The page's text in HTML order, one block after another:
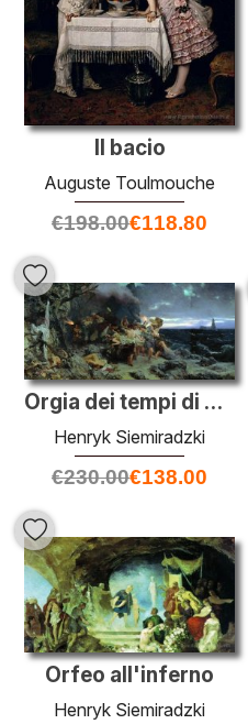
Il bacio
Auguste Toulmouche
€198.00€118.80
Orgia dei tempi di Tiberio a Capri
Henryk Siemiradzki
€230.00€138.00
Orfeo all'inferno
Henryk Siemiradzki